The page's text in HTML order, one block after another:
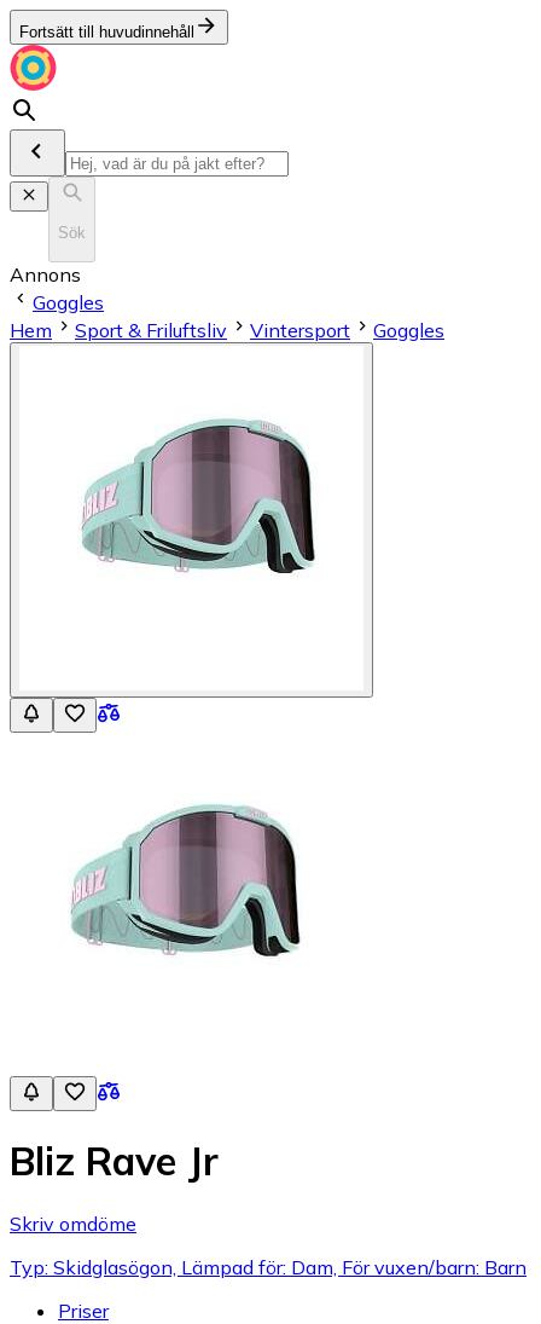
Fortsätt till huvudinnehåll
Sök
Annons
Goggles
Hem
Sport & Friluftsliv Vintersport Goggles
Bliz Rave Jr
Skriv omdöme
Typ: Skidglasögon, Lämpad för: Dam, För vuxen/barn: Barn
Priser